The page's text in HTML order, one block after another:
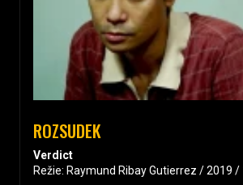
ROZSUDEK
Verdict
Režie: Raymund Ribay Gutierrez / 2019 /